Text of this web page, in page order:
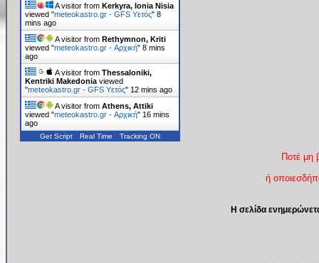
A visitor fromKerkyra, Ionia Nisia
viewed "meteokastro.gr - GFS Υετός"8
mins ago
A visitor fromRethymnon, Kriti
viewed "meteokastro.gr - Αρχική"8 mins
ago
A visitor fromThessaloniki,
Kentriki Makedonia viewed
"meteokastro.gr - GFS Υετός" 12 mins ago
A visitor fromAthens, Attiki
viewed "meteokastro.gr - Αρχική" 16 mins
ago
Get Script Real Time Tracking ON
Ποτέ μη
ή
Η σελίδα